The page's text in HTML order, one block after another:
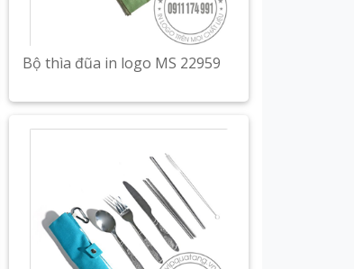
Bộ thìa đũa in logo MS 22959